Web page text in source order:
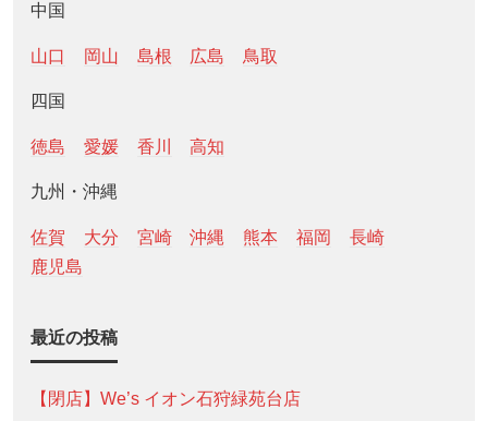
中国
山口 岡山 島根 広島 鳥取
四国
徳島 愛媛 香川 高知
九州・沖縄
佐賀 大分 宮崎 沖縄 熊本 福岡
長崎
鹿児島
最近の投稿
【閉店】We’s イオン石狩緑苑台店